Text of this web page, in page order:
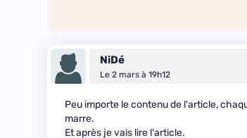
NiDé
Le 2 mars à 19h12
Peu importe le contenu de l'article,
marre.
Et après je vais lire l'article.